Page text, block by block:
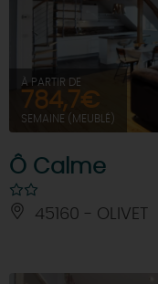
À PARTIR DE
784,7€
SEMAINE (MEUBLÉ)
Ô Calme
45160 - OLIVET